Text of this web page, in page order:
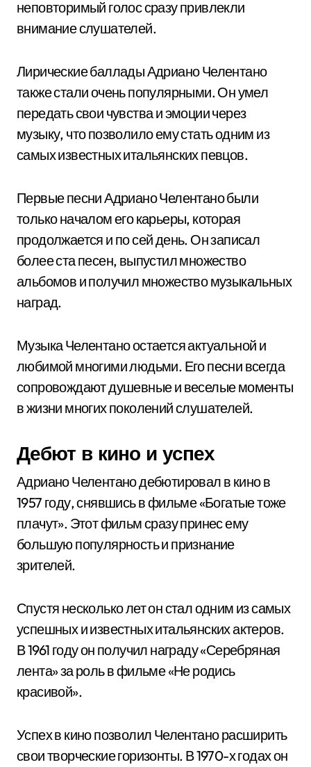
неповторимый голос сразу привлекли
внимание слушателей.
Лирические баллады Адриано Челентано
также стали очень популярными. Он умел
передать свои чувства и эмоции через
музыку, что позволило ему стать одним из
самых известных итальянских певцов.
Первые песни Адриано Челентано были
только началом его карьеры, которая
продолжается и по сей день. Он записал
более ста песен, выпустил множество
альбомов и получил множество музыкальных
наград.
Музыка Челентано остается актуальной и
любимой многими людьми. Его песни всегда
сопровождают душевные и веселые моменты
в жизни многих поколений слушателей.
Дебют в кино и успех
Адриано Челентано дебютировал в кино в
1957 году, снявшись в фильме «Богатые тоже
плачут». Этот фильм сразу принес ему
большую популярность и признание
зрителей.
Спустя несколько лет он стал одним из самых
успешных и известных итальянских актеров.
В 1961 году он получил награду «Серебряная
лента» за роль в фильме «Не родись
красивой».
Успех в кино позволил Челентано расширить
свои творческие горизонты. В 1970-х годах он